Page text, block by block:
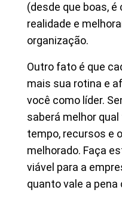
(desde que boas,
realidade e
organização.
Outro fato é que
mais sua rotina e
você como líder.
saberá melhor
tempo, recursos e
melhorado. Faça
viável para a
quanto vale a pena